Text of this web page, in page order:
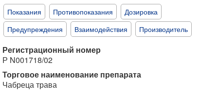
Показания Противопоказания
Дозировка
Предупреждения
Взаимодействия Производитель
Регистрационный номер
Р N001718/02
Торговое наименование препарата
Чабреца трава